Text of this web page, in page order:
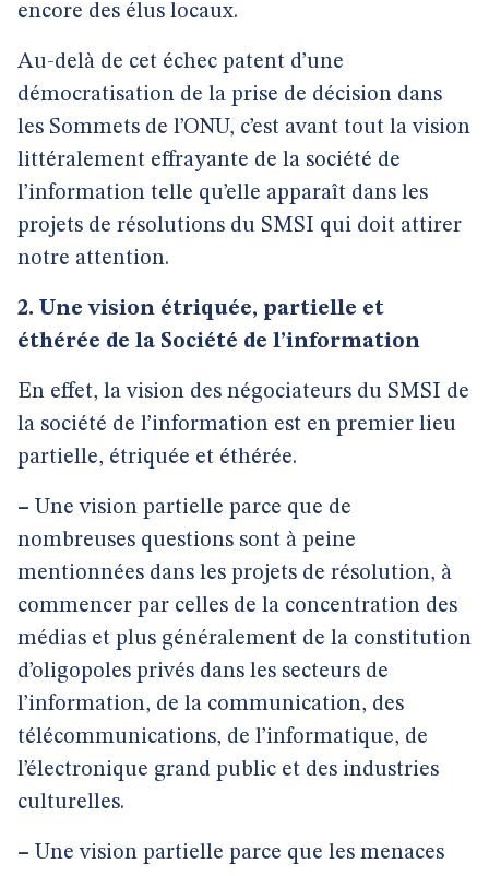
encore des élus locaux.
Au-delà de cet échec patent d’une
démocratisation de la prise de décision dans
les Sommets de l’ONU, c’est avant tout la vision
littéralement effrayante de la société de
l’information telle qu’elle apparaît dans les
projets de résolutions du SMSI qui doit attirer
notre attention.
2. Une vision étriquée, partielle et
éthérée de la Société de l’information
En effet, la vision des négociateurs du SMSI de
la société de l’information est en premier lieu
partielle, étriquée et éthérée.
– Une vision partielle parce que de
nombreuses questions sont à peine
mentionnées dans les projets de résolution, à
commencer par celles de la concentration des
médias et plus généralement de la constitution
d’oligopoles privés dans les secteurs de
l’information, de la communication, des
télécommunications, de l’informatique, de
l’électronique grand public et des industries
culturelles.
– Une vision partielle parce que les menaces